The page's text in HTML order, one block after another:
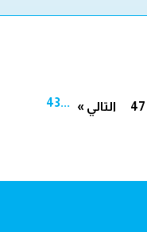
...
43 47 التالي »